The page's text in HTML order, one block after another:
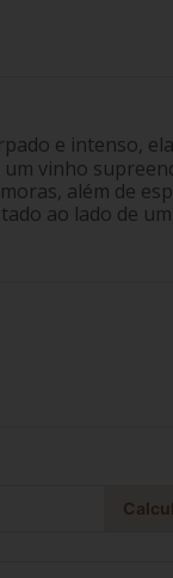
e intenso,
um vinho
além de
ao lado de